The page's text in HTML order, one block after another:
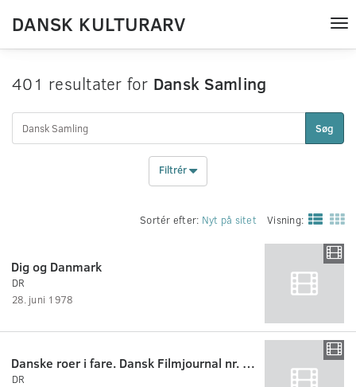
DANSK KULTURARV
401 resultater for Dansk Samling
Søg
Filtrér
Sortér efter: Nyt på sitet Visning:
Dig og Danmark
DR
28. juni 1978
Danske roer i fare. Dansk Filmjournal nr. 35B.
DR